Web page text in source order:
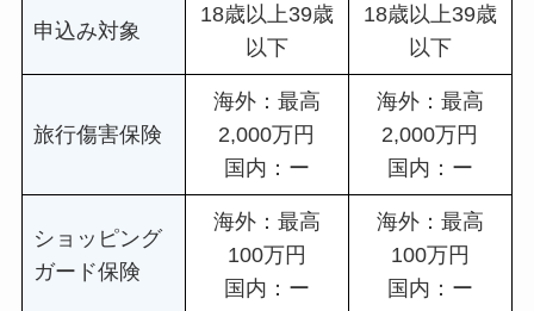
申込み対象
18歳以上39歳
以下
18歳以上39歳
以下
旅行傷害保険
海外：最高
2,000万円
国内：ー
海外：最高
2,000万円
国内：ー
ショッピング
ガード保険
海外：最高
100万円
国内：ー
海外：最高
100万円
国内：ー